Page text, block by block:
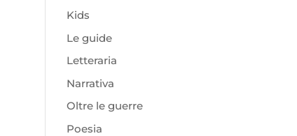
Kids
Le guide
Letteraria
Narrativa
Oltre le guerre
Poesia